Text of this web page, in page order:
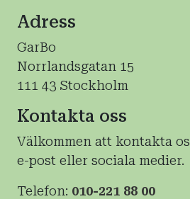
Adress
GarBo
Norrlandsgatan 15
111 43 Stockholm
Kontakta oss
Välkommen att kontakta
e-post eller sociala medier.
Telefon: 010-221 88 00